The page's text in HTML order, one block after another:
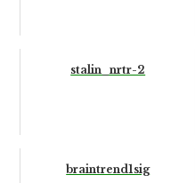
stalin_nrtr-2
braintrend1sig